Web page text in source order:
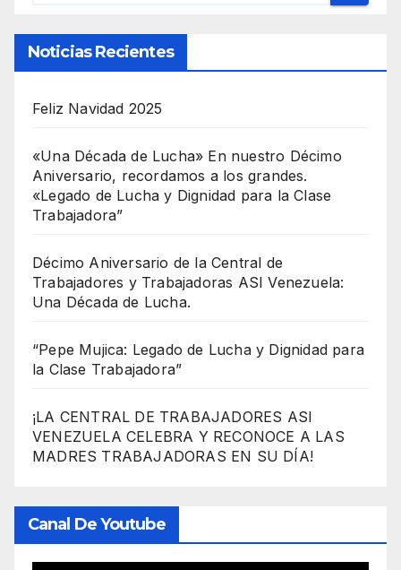
Noticias Recientes
Feliz Navidad 2025
«Una Década de Lucha» En nuestro Décimo
Aniversario, recordamos a los grandes.
«Legado de Lucha y Dignidad para la Clase
Trabajadora”
Décimo Aniversario de la Central de
Trabajadores y Trabajadoras ASI Venezuela:
Una Década de Lucha.
“Pepe Mujica: Legado de Lucha y Dignidad para
la Clase Trabajadora”
¡LA CENTRAL DE TRABAJADORES ASI
VENEZUELA CELEBRA Y RECONOCE A LAS
MADRES TRABAJADORAS EN SU DÍA!
Canal De Youtube